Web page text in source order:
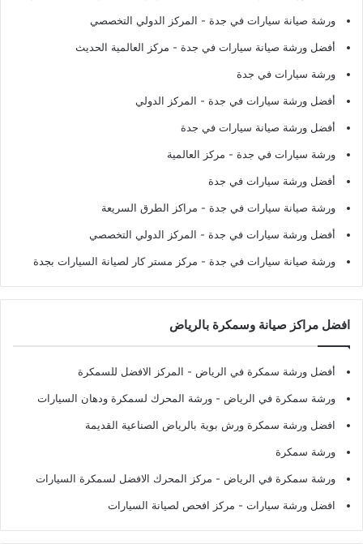
ورشة صيانة سيارات في جدة - المركز الدولي التخصصي
أفضل ورشة صيانة سيارات في جدة - مركز العالمية الحديث
ورشة سيارات في جدة
أفضل ورشة سيارات في جدة - المركز الدولي
أفضل ورشة صيانة سيارات في جدة
ورشة سيارات في جدة - مركز العالمية
أفضل ورشة سيارات في جدة
ورشة صيانة سيارات في جدة - مراكز الطرق السريعة
أفضل ورشة سيارات في جدة - المركز الدولي التخصصي
ورشة صيانة سيارات في جدة - مركز مستر كار لصيانة السيارات بجدة
افضل مراكز صيانة وسمكرة بالرياض
أفضل ورشة سمكرة في الرياض - المركز الافضل للسمكرة
ورشة سمكرة في الرياض - ورشة المحرك لسمكرة ودهان السيارات
افضل ورشة سمكرة ورش بوية بالرياض الصناعية القديمة
ورشة سمكرة
ورشة سمكرة في الرياض - مركز المحرك الافضل لسمكرة السيارات
افضل ورشة سيارات - مركز افحص لصيانة السيارات